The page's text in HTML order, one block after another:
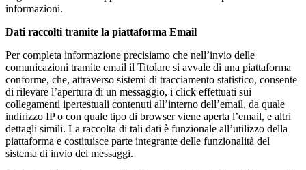
informazioni.
Dati raccolti tramite la piattaforma Email
Per completa informazione precisiamo che nell’invio delle
comunicazioni tramite email il Titolare si avvale di una piattaforma
conforme, che, attraverso sistemi di tracciamento statistico, consente
di rilevare l’apertura di un messaggio, i click effettuati sui
collegamenti ipertestuali contenuti all’interno dell’email, da quale
indirizzo IP o con quale tipo di browser viene aperta l’email, e altri
dettagli simili. La raccolta di tali dati è funzionale all’utilizzo della
piattaforma e costituisce parte integrante delle funzionalità del
sistema di invio dei messaggi.